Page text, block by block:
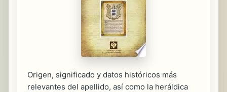
Origen, significado y datos históricos más
relevantes del apellido, así como la heráldica